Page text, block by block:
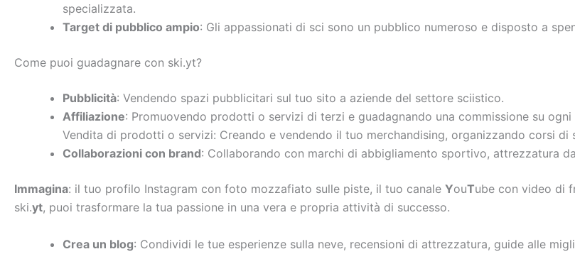
specializzata.
Target di pubblico ampio: Gli appassionati di sci sono un pubblico numeroso e disposto a
Come puoi guadagnare con ski.yt?
Pubblicità: Vendendo spazi pubblicitari sul tuo sito a aziende del settore sciistico.
Affiliazione: Promuovendo prodotti o servizi di terzi e guadagnando una commissione su ogni
Vendita di prodotti o servizi: Creando e vendendo il tuo merchandising, organizzando corsi di
Collaborazioni con brand: Collaborando con marchi di abbigliamento sportivo, attrezzatura
Immagina: il tuo profilo Instagram con foto mozzafiato sulle piste, il tuo canale YouTube con video di
ski.yt, puoi trasformare la tua passione in una vera e propria attività di successo.
Crea un blog: Condividi le tue esperienze sulla neve, recensioni di attrezzatura, guide alle